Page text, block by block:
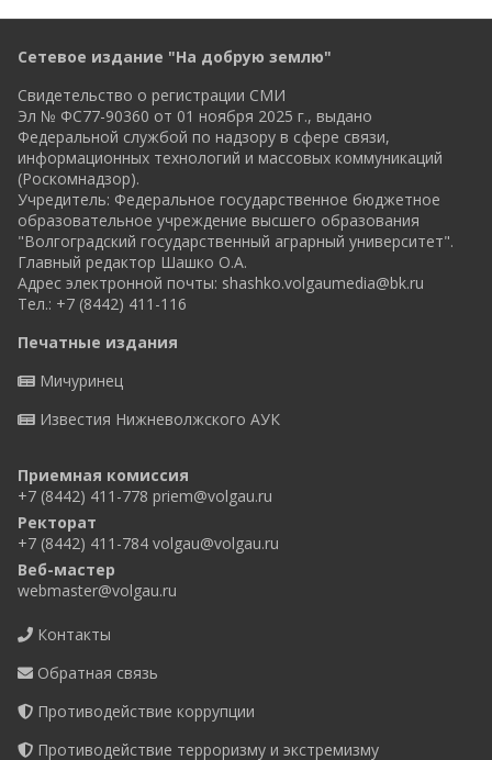
Сетевое издание "На добрую землю"
Свидетельство о регистрации СМИ
Эл № ФС77-90360 от 01 ноября 2025 г., выдано
Федеральной службой по надзору в сфере связи,
информационных технологий и массовых коммуникаций
(Роскомнадзор).
Учредитель: Федеральное государственное бюджетное
образовательное учреждение высшего образования
"Волгоградский государственный аграрный университет".
Главный редактор Шашко О.А.
Адрес электронной почты: shashko.volgaumedia@bk.ru
Тел.: +7 (8442) 411-116
Печатные издания
Мичуринец
Известия Нижневолжского АУК
Приемная комиссия
+7 (8442) 411-778 priem@volgau.ru
Ректорат
+7 (8442) 411-784 volgau@volgau.ru
Веб-мастер
webmaster@volgau.ru
Контакты
Обратная связь
Противодействие коррупции
Противодействие терроризму и экстремизму